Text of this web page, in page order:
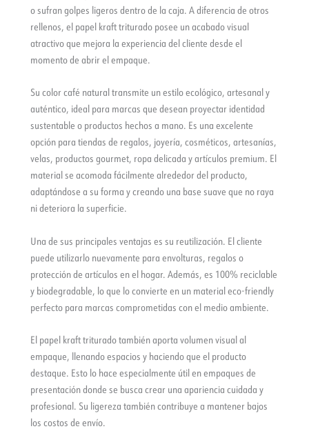
o sufran golpes ligeros dentro de la caja. A diferencia de otros
rellenos, el papel kraft triturado posee un acabado visual
atractivo que mejora la experiencia del cliente desde el
momento de abrir el empaque.
Su color café natural transmite un estilo ecológico, artesanal y
auténtico, ideal para marcas que desean proyectar identidad
sustentable o productos hechos a mano. Es una excelente
opción para tiendas de regalos, joyería, cosméticos, artesanías,
velas, productos gourmet, ropa delicada y artículos premium. El
material se acomoda fácilmente alrededor del producto,
adaptándose a su forma y creando una base suave que no raya
ni deteriora la superficie.
Una de sus principales ventajas es su reutilización. El cliente
puede utilizarlo nuevamente para envolturas, regalos o
protección de artículos en el hogar. Además, es 100% reciclable
y biodegradable, lo que lo convierte en un material eco-friendly
perfecto para marcas comprometidas con el medio ambiente.
El papel kraft triturado también aporta volumen visual al
empaque, llenando espacios y haciendo que el producto
destaque. Esto lo hace especialmente útil en empaques de
presentación donde se busca crear una apariencia cuidada y
profesional. Su ligereza también contribuye a mantener bajos
los costos de envío.